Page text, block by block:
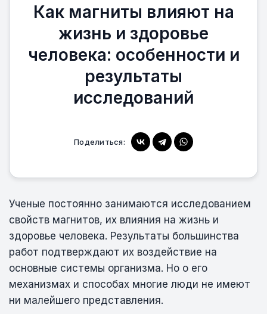
Как магниты влияют на
жизнь и здоровье
человека: особенности и
результаты
исследований
Поделиться:
Ученые постоянно занимаются исследованием
свойств магнитов, их влияния на жизнь и
здоровье человека. Результаты большинства
работ подтверждают их воздействие на
основные системы организма. Но о его
механизмах и способах многие люди не имеют
ни малейшего представления.